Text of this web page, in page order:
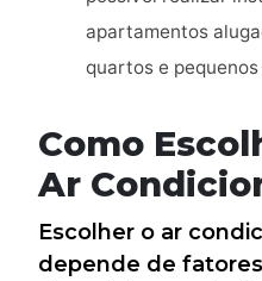
apartamentos
quartos e
Como
Ar
Escolher o ar
depende de